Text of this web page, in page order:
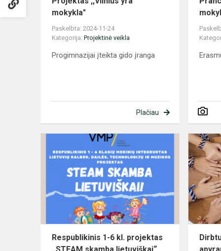
mokykla"
Paskelbta: 2024-11-24
Kategorija: Projektinė veikla
Progimnazijai įteikta gido įranga
Plačiau
projektas
,,STEAM
skamba
lietuviškai“...
Respublikinis 1-6 kl. projektas